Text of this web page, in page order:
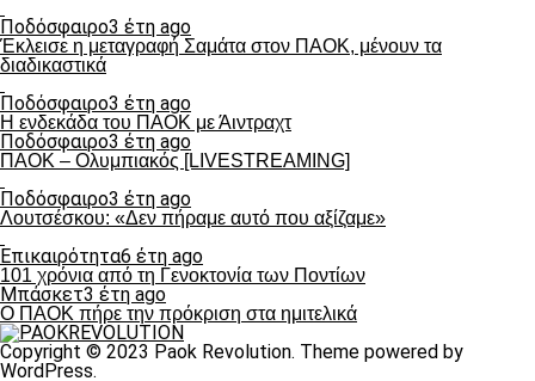
Ποδόσφαιρο3 έτη ago
Έκλεισε η μεταγραφή Σαμάτα στον ΠΑΟΚ, μένουν τα
διαδικαστικά
Ποδόσφαιρο3 έτη ago
Η ενδεκάδα του ΠΑΟΚ με Άιντραχτ
Ποδόσφαιρο3 έτη ago
ΠΑΟΚ – Ολυμπιακός [LIVESTREAMING]
Ποδόσφαιρο3 έτη ago
Λουτσέσκου: «Δεν πήραμε αυτό που αξίζαμε»
Επικαιρότητα6 έτη ago
101 χρόνια από τη Γενοκτονία των Ποντίων
Μπάσκετ3 έτη ago
Ο ΠΑΟΚ πήρε την πρόκριση στα ημιτελικά
Copyright © 2023 Paok Revolution. Theme powered by
WordPress.